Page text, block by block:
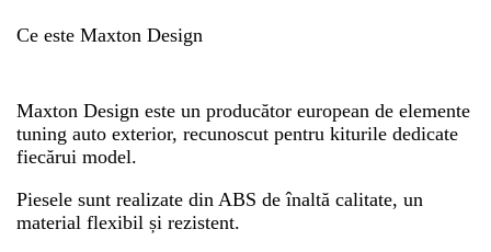
Ce este Maxton Design
Maxton Design este un producător european de elemente
tuning auto exterior, recunoscut pentru kiturile dedicate
fiecărui model.
Piesele sunt realizate din ABS de înaltă calitate, un
material flexibil și rezistent.